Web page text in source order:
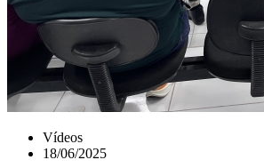
Vídeos
18/06/2025